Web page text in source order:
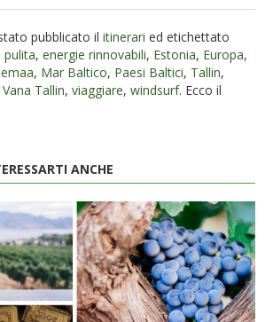
pubblicato il itinerari ed etichettato
pulita, energie rinnovabili, Estonia, Europa,
, Mar Baltico, Paesi Baltici, Tallin,
Vana Tallin, viaggiare, windsurf. Ecco il
ANCHE